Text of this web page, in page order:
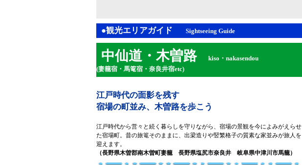
●観光エリアガイド Sightseeing Guide
中仙道・木曽路
kiso・nakasendou
(妻籠宿・馬篭宿・奈良井宿etc)
江戸時代の面影を残す
宿場の町並み、木曽路を歩こう
江戸時代から営々と続く暮らしを守りながら、宿場の景観を今によみがえらせ
た宿場町。昔の旅篭そのままに、出梁造りや竪繁格子の質素な家並みが旅人を
迎えます。
（長野県木曽郡南木曽町妻籠 長野県塩尻市奈良井 岐阜県中津川市馬籠）